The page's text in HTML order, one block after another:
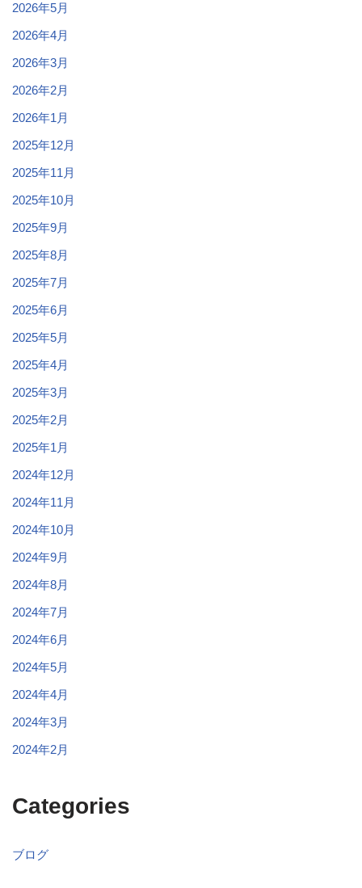
2026年5月
2026年4月
2026年3月
2026年2月
2026年1月
2025年12月
2025年11月
2025年10月
2025年9月
2025年8月
2025年7月
2025年6月
2025年5月
2025年4月
2025年3月
2025年2月
2025年1月
2024年12月
2024年11月
2024年10月
2024年9月
2024年8月
2024年7月
2024年6月
2024年5月
2024年4月
2024年3月
2024年2月
Categories
ブログ